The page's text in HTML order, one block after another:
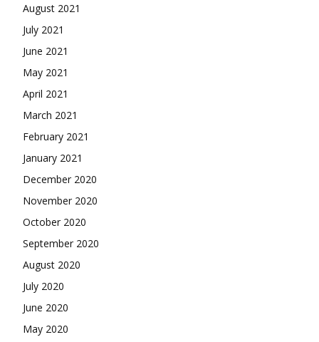
August 2021
July 2021
June 2021
May 2021
April 2021
March 2021
February 2021
January 2021
December 2020
November 2020
October 2020
September 2020
August 2020
July 2020
June 2020
May 2020